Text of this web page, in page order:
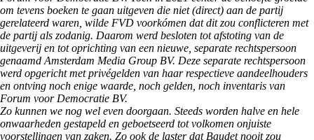
om tevens boeken te gaan uitgeven die niet (direct) aan de partij
gerelateerd waren, wilde FVD voorkómen dat dit zou conflicteren met
de partij als zodanig. Daarom werd besloten tot afstoting van de
uitgeverij en tot oprichting van een nieuwe, separate rechtspersoon
genaamd Amsterdam Media Group BV. Deze separate rechtspersoon
werd opgericht met privégelden van haar respectieve aandeelhouders
en ontving noch enige waarde, noch gelden, noch inventaris van
Forum voor Democratie BV.
Zo kunnen we nog wel even doorgaan. Steeds worden halve en hele
onwaarheden gestapeld en geboetseerd tot volkomen onjuiste
voorstellingen van zaken. Zo ook de laster dat Baudet nooit zou